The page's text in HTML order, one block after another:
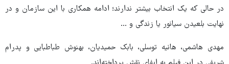
در حالی که یک انتخاب بیشتر ندارند؛ ادامه همکاری با این سازمان و در
نهایت بلعیدن سیانور یا زندگی و ...
مهدی هاشمی، هانیه توسلی، بابک حمیدیان، بهنوش طباطبایی و پدرام